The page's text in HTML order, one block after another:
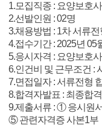
1.모집직종 : 요양보호사
2.선발인원 : 02명
3.채용방법 : 1차 서류
4.접수기간 : 2025년 05
5.응시자격 : 요양보호
6.인건비 및 근무조건 :
7.면접일자 : 서류전형
8.합격자발표 : 최종합
9.제출서류 : ① 응시원
⑤ 관련자격증 사본1부